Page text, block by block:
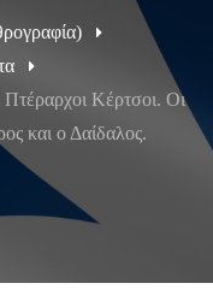
Κέρτσοι. Οι
και ο Δαίδαλος.